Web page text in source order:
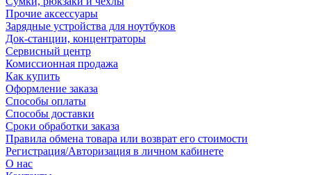
Прочие аксессуары
Зарядные устройства для ноутбуков
Док-станции, концентраторы
Сервисный центр
Комиссионная продажа
Как купить
Оформление заказа
Способы оплаты
Способы доставки
Сроки обработки заказа
Правила обмена товара или возврат его стоимости
Регистрация/Авторизация в личном кабинете
О нас